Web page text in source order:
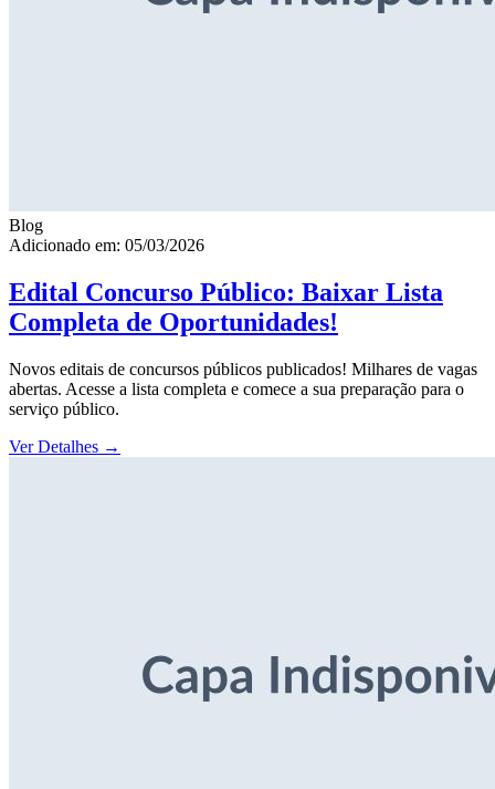
Blog
Adicionado em: 05/03/2026
Edital Concurso Público: Baixar Lista
Completa de Oportunidades!
Novos editais de concursos públicos publicados! Milhares de vagas
abertas. Acesse a lista completa e comece a sua preparação para o
serviço público.
Ver Detalhes →